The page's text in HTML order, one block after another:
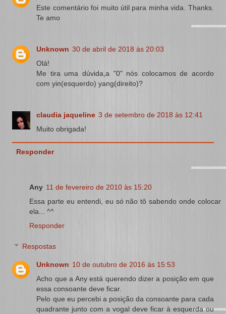
Este comentário foi muito útil para minha vida. Thanks.
Te amo
Unknown 30 de abril de 2018 às 20:03
Olá!
Me tira uma dúvida,a "0" nós colocamos de acordo
com yin(esquerdo) yang(direito)?
claudia jaqueline 3 de setembro de 2018 às 12:41
Muito obrigada!
Responder
Any 11 de fevereiro de 2010 às 15:20
Essa parte eu entendi, eu só não tô sabendo onde colocar
ela... ^^
Responder
Respostas
Unknown 10 de outubro de 2016 às 15:53
Acho que a Any está querendo dizer a posição em que
essa consoante deve ficar.
Pelo que eu percebi a posição da consoante para cada
quadrante junto com a vogal deve ficar à esquerda ou